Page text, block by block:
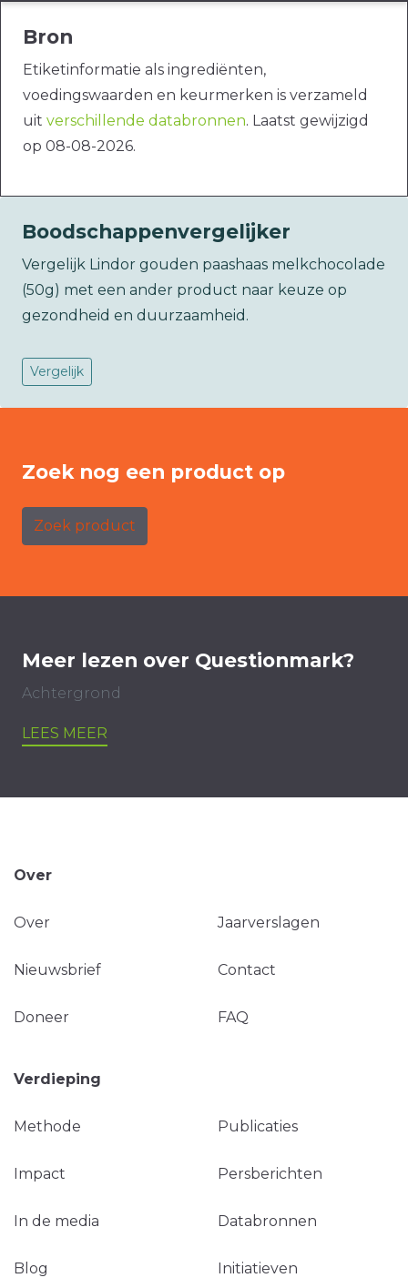
Bron
Etiketinformatie als ingrediënten,
voedingswaarden en keurmerken is verzameld
uit verschillende databronnen. Laatst gewijzigd
op 08-08-2026.
Boodschappenvergelijker
Vergelijk Lindor gouden paashaas melkchocolade
(50g) met een ander product naar keuze op
gezondheid en duurzaamheid.
Vergelijk
Zoek nog een product op
Zoek product
Meer lezen over Questionmark?
Achtergrond
LEES MEER
Over
Over Jaarverslagen
Nieuwsbrief Contact
Doneer FAQ
Verdieping
Methode Publicaties
Impact Persberichten
In de media Databronnen
Blog Initiatieven